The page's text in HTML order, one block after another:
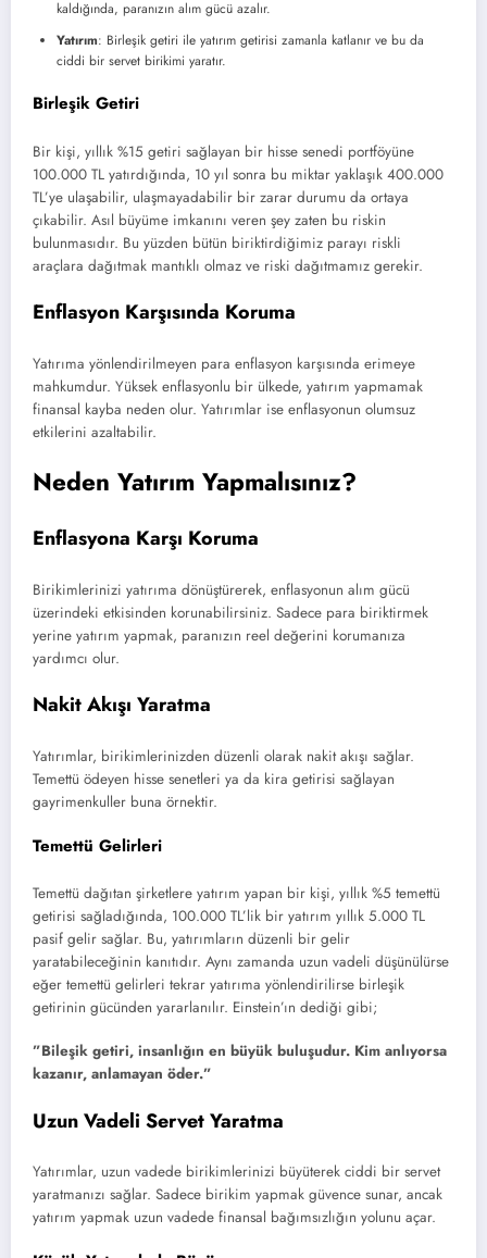
kaldığında, paranızın alım gücü azalır.
Yatırım: Birleşik getiri ile yatırım getirisi zamanla katlanır ve bu da
ciddi bir servet birikimi yaratır.
Birleşik Getiri
Bir kişi, yıllık %15 getiri sağlayan bir hisse senedi portföyüne
100.000 TL yatırdığında, 10 yıl sonra bu miktar yaklaşık 400.000
TL’ye ulaşabilir, ulaşmayadabilir bir zarar durumu da ortaya
çıkabilir. Asıl büyüme imkanını veren şey zaten bu riskin
bulunmasıdır. Bu yüzden bütün biriktirdiğimiz parayı riskli
araçlara dağıtmak mantıklı olmaz ve riski dağıtmamız gerekir.
Enflasyon Karşısında Koruma
Yatırıma yönlendirilmeyen para enflasyon karşısında erimeye
mahkumdur. Yüksek enflasyonlu bir ülkede, yatırım yapmamak
finansal kayba neden olur. Yatırımlar ise enflasyonun olumsuz
etkilerini azaltabilir.
Neden Yatırım Yapmalısınız?
Enflasyona Karşı Koruma
Birikimlerinizi yatırıma dönüştürerek, enflasyonun alım gücü
üzerindeki etkisinden korunabilirsiniz. Sadece para biriktirmek
yerine yatırım yapmak, paranızın reel değerini korumanıza
yardımcı olur.
Nakit Akışı Yaratma
Yatırımlar, birikimlerinizden düzenli olarak nakit akışı sağlar.
Temettü ödeyen hisse senetleri ya da kira getirisi sağlayan
gayrimenkuller buna örnektir.
Temettü Gelirleri
Temettü dağıtan şirketlere yatırım yapan bir kişi, yıllık %5 temettü
getirisi sağladığında, 100.000 TL’lik bir yatırım yıllık 5.000 TL
pasif gelir sağlar. Bu, yatırımların düzenli bir gelir
yaratabileceğinin kanıtıdır. Aynı zamanda uzun vadeli düşünülürse
eğer temettü gelirleri tekrar yatırıma yönlendirilirse birleşik
getirinin gücünden yararlanılır. Einstein’ın dediği gibi;
”Bileşik getiri, insanlığın en büyük buluşudur. Kim anlıyorsa
kazanır, anlamayan öder.”
Uzun Vadeli Servet Yaratma
Yatırımlar, uzun vadede birikimlerinizi büyüterek ciddi bir servet
yaratmanızı sağlar. Sadece birikim yapmak güvence sunar, ancak
yatırım yapmak uzun vadede finansal bağımsızlığın yolunu açar.